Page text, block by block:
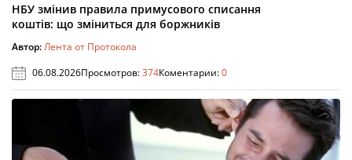
НБУ змінив правила примусового списання
коштів: що зміниться для боржників
Автор:Лента от Протокола
06.08.2026Просмотров:374Коментарии:0